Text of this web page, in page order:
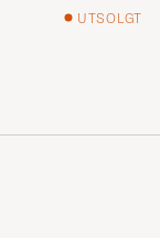
UTSOLGT